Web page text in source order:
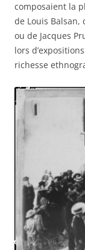
composaient la
de Louis Balsan,
ou de Jacques
lors
richesse